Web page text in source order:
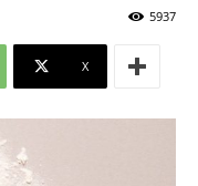
5937
X